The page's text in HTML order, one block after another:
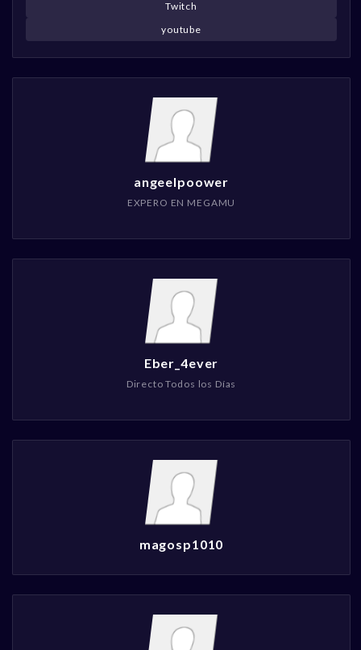
Twitch
youtube
angeelpoower
EXPERO EN MEGAMU
Eber_4ever
Directo Todos los Días
magosp1010